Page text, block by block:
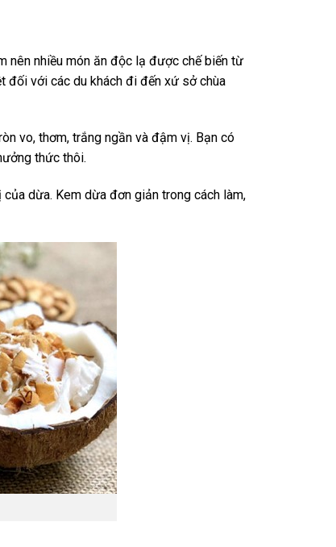
nên nhiều món ăn độc lạ được chế biến từ
đối với các du khách đi đến xứ sở chùa
vo, thơm, trắng ngần và đậm vị. Bạn có
thức thôi.
dừa. Kem dừa đơn giản trong cách làm,